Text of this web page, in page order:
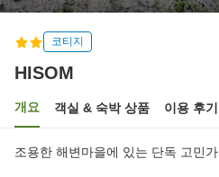
코티지
HISOM
개요 객실 & 숙박 상품 이용 후기
조용한 해변마을에 있는 단독 고민가.